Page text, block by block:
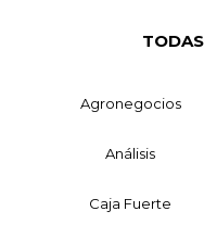
Agronegocios
Análisis
Caja Fuerte